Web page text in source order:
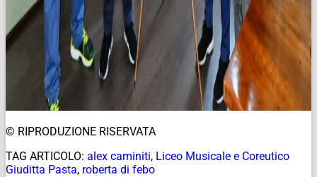
© RIPRODUZIONE RISERVATA
TAG ARTICOLO: alex caminiti, Liceo Musicale e Coreutico
Giuditta Pasta, roberta di febo